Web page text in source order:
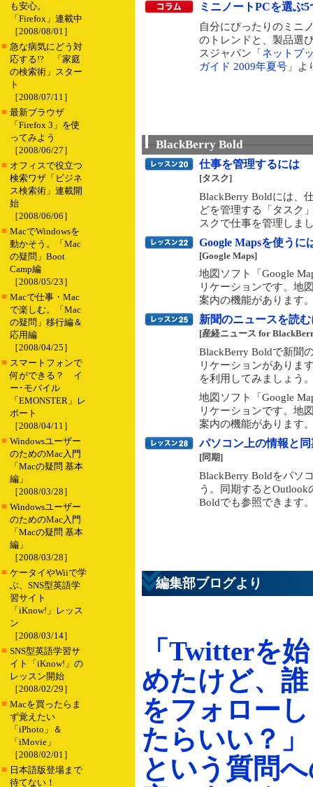
も安心。
「Firefox」連載中
［2008/08/01］
■ 急な病気にどう対
応する!? 「家庭
の検索術」スター
ト
［2008/07/11］
■ 最新ブラウザ
「Firefox 3」を使
ってみよう
［2008/06/27］
■ オフィスで役立つ
検索ワザ「ビジネ
ス検索術」連載開
始
［2008/06/06］
■ MacでWindowsを
動かそう。「Mac
の疑問」Boot
Camp編
［2008/05/23］
■ Macで仕事・Mac
で楽しむ。「Mac
の疑問」移行編＆
応用編
［2008/04/25］
■ スマートフォンで
何ができる？ イ
ー･モバイル
「EMONSTER」レ
ポート
［2008/04/11］
■ Windowsユーザー
のためのMac入門
「Macの疑問 基本
編」
［2008/03/28］
■ Windowsユーザー
のためのMac入門
「Macの疑問 基本
編」
［2008/03/28］
■ ケータイやWiiで学
ぶ、SNS型英語学
習サイト
「iKnow!」レッス
ン
［2008/03/14］
■ SNS型英語学習サ
イト「iKnow!」の
レッスン開始
［2008/02/29］
■ Macを買ったらま
ず覚えたい
「iPhoto」＆
「iMovie」
［2008/02/01］
■ 日本語版登場まで
待てない！
ミニノートPCを選ぶ
自分にぴったりのミニ
のトレンドと、製品選
スジャパン「 ネットブ
ガイド 2009年夏号 」よ
BlackBerry Bold
仕事を管理するには
[タスク]
BlackBerry Boldには、
どを管理する「タスク
スクで仕事を管理しま
Google Mapsを使うに
[Google Maps]
地図ソフト「Google
リケーションです。地
案内の機能があります
新聞のニュースを読
[産経ニュース for
BlackBerry Boldで新聞
リケーションがありま
を利用してみましょう
地図ソフト「Google
リケーションです。地
案内の機能があります
パソコン上の情報と
[同期]
BlackBerry Boldをパソ
う。同期すると
Boldでも参照できます
編集部ブログより
「Twitterを始
めたけど、誰
をフォローし
たらいい？」
という質問